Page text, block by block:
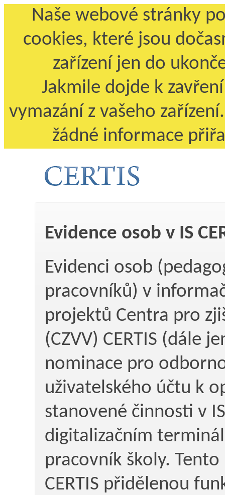
Naše webové stránky
cookies, které jsou
zařízení jen do
Jakmile dojde k
vymazání z vašeho
žádné informace
Evidence osob v IS
Evidenci osob
pracovníků) v
projektů Centra pro
(CZVV) CERTIS (dále
nominace pro
uživatelského účtu k
stanovené činnosti v
digitalizačním
pracovník školy.
CERTIS přidělenou